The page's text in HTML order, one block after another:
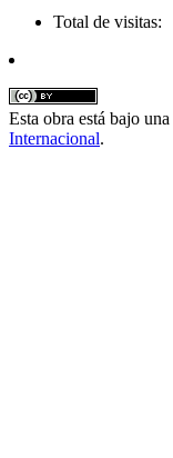
Total de visitas:
Esta obra está bajo una
Internacional.